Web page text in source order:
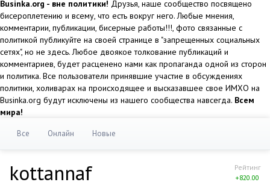
Businka.org - вне политики! Друзья, наше сообщество посвящено
бисероплетению и всему, что есть вокруг него. Любые мнения,
комментарии, публикации, бисерные работы!!!, фото связанные с
политикой публикуйте на своей странице в "запрещенных социальных
сетях", но не здесь. Любое двоякое толкование публикаций и
комментариев, будет расценено нами как пропаганда одной из сторон
и политика. Все пользователи принявшие участие в обсуждениях
политики, холиварах на происходящее и высказавшее свое ИМХО на
Businka.org будут исключены из нашего сообщества навсегда. Всем
мира!
Все Онлайн Новые
Рейтинг
+820.00
kottannaf